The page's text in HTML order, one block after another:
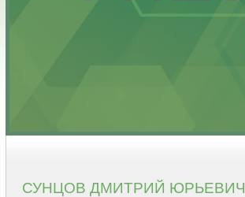
СУНЦОВ ДМИТРИЙ ЮРЬЕВИЧ